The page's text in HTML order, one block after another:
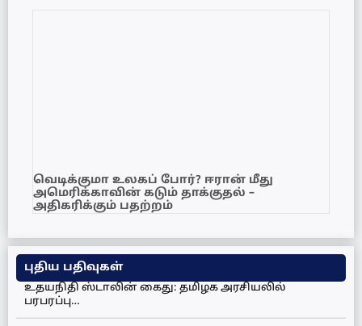
வெடிக்குமா உலகப் போர்? ஈரான் மீது
அமெரிக்காவின் கடும் தாக்குதல் –
அதிகரிக்கும் பதற்றம்
புதிய பதிவுகள்
உதயநிதி ஸ்டாலின் கைது: தமிழக அரசியலில்
பரபரப்பு…